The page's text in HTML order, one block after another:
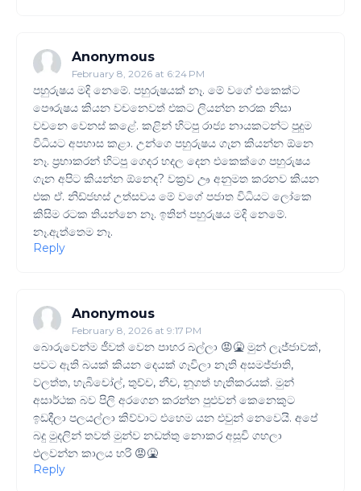
Anonymous
February 8, 2026 at 6:24 PM
පහුරුෂය මදි නෙමේ. පහුරුෂයක් නෑ. මේ වගේ එකෙක්ට
පෞරුෂය කියන වචනෙවත් එකට ලියන්න නරක නිසා
වචනෙ වෙනස් කළේ. කළින් හිටපු රාජ්‍ය නායකටන්ට පුදුම
විධියට අපහාස කළා. උන්ගෙ පහුරුෂය ගැන කියන්න ඕනෙ
නෑ. ප්‍රභාකරන් හිටපු ගෙදර හදල දෙන එකෙක්ගෙ පහුරුෂය
ගැන අපිට කියන්න ඕනෙද? වක්‍රව ඌ අනුමත කරනව කියන
එක ඒ. නිඩ්ජහස් උත්සවය මේ වගේ පජාත විධියට ලෝකෙ
කිසිම රටක තියන්නෙ නෑ. ඉතින් පහුරුෂය මදි නෙමේ.
නෑ.ඇත්තෙම නෑ.
Reply
Anonymous
February 8, 2026 at 9:17 PM
බොරුවෙන්ම ජීවත් වෙන පාහර බල්ලා 😡🤮 මුන් ලැජ්ජාවක්,
පවට ඇති බයක් කියන දෙයක් ගෑවිලා නැති අසමජ්ජාති,
වලත්ත, හැබිචෝල්, තුච්ච, නීච, නූගත් හැතිකරයක්. මුන්
අසාර්ථක බව පිලි අරගෙන කරන්න පුළුවන් කෙනෙකුට
ඉඩදීලා පලයල්ලා කිව්වාට එහෙම යන එවුන් නෙවෙයි. අපේ
බදු මුදලින් තවත් මුන්ව නඩත්තු නොකර අසූචි ගහලා
එලවන්න කාලය හරි 😡🤮
Reply